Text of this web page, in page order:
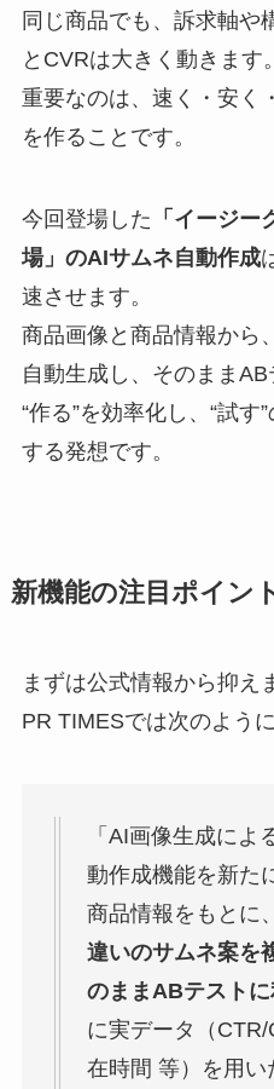
同じ商品でも、訴求軸や
とCVRは大きく動きます。
重要なのは、速く・安く
を作ることです。
今回登場した 「イージ
場」のAIサムネ自動作成
速させます。
商品画像と商品情報から
自動生成し、そのままAB
“作る”を効率化し、“試
する発想です。
新機能の注目ポイン
まずは公式情報から抑え
PR TIMESでは次のよう
「AI画像生成によ
動作成機能を新た
商品情報をもとに、
違いのサムネ案を
のままABテストに
に実データ（
在時間 等）を用い